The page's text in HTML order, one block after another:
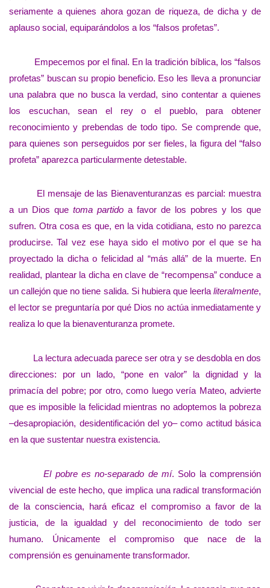
seriamente a quienes ahora gozan de riqueza, de dicha y de
aplauso social, equiparándolos a los “falsos profetas”.
Empecemos por el final. En la tradición bíblica, los “falsos
profetas” buscan su propio beneficio. Eso les lleva a pronunciar
una palabra que no busca la verdad, sino contentar a quienes
los escuchan, sean el rey o el pueblo, para obtener
reconocimiento y prebendas de todo tipo. Se comprende que,
para quienes son perseguidos por ser fieles, la figura del “falso
profeta” aparezca particularmente detestable.
El mensaje de las Bienaventuranzas es parcial: muestra
a un Dios que toma partido a favor de los pobres y los que
sufren. Otra cosa es que, en la vida cotidiana, esto no parezca
producirse. Tal vez ese haya sido el motivo por el que se ha
proyectado la dicha o felicidad al “más allá” de la muerte. En
realidad, plantear la dicha en clave de “recompensa” conduce a
un callejón que no tiene salida. Si hubiera que leerla literalmente,
el lector se preguntaría por qué Dios no actúa inmediatamente y
realiza lo que la bienaventuranza promete.
La lectura adecuada parece ser otra y se desdobla en dos
direcciones: por un lado, “pone en valor” la dignidad y la
primacía del pobre; por otro, como luego vería Mateo, advierte
que es imposible la felicidad mientras no adoptemos la pobreza
–desapropiación, desidentificación del yo– como actitud básica
en la que sustentar nuestra existencia.
El pobre es no-separado de mí. Solo la comprensión
vivencial de este hecho, que implica una radical transformación
de la consciencia, hará eficaz el compromiso a favor de la
justicia, de la igualdad y del reconocimiento de todo ser
humano. Únicamente el compromiso que nace de la
comprensión es genuinamente transformador.